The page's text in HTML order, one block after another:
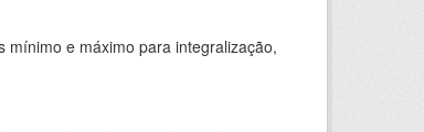
mínimo e máximo para integralização,